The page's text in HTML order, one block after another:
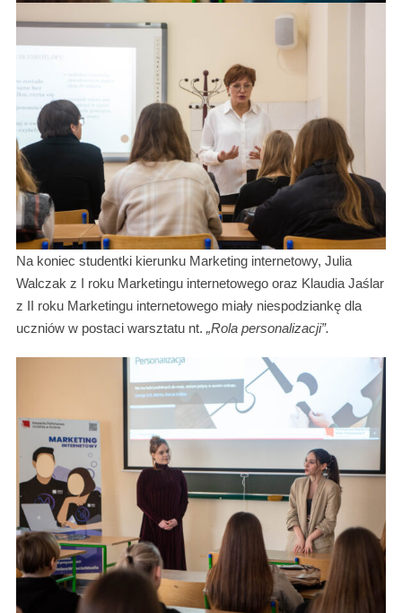
Na koniec studentki kierunku Marketing internetowy, Julia
Walczak z I roku Marketingu internetowego oraz Klaudia Jaślar
z II roku Marketingu internetowego miały niespodziankę dla
uczniów w postaci warsztatu nt. „Rola personalizacji”.